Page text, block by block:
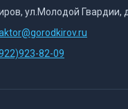
ул.Молодой Гвардии,
82-09